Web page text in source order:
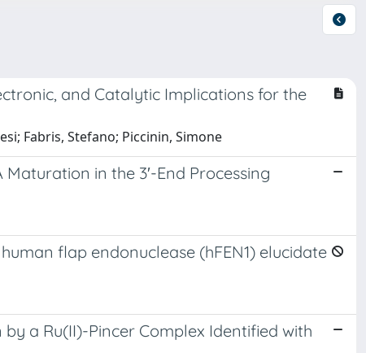
and Catalytic Implications for the
Fabris, Stefano; Piccinin, Simone
in the 3′-End Processing
flap endonuclease (hFEN1) elucidate
a Ru(II)-Pincer Complex Identified with